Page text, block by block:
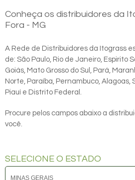
Conheça os distribuidores da
Fora - MG
A Rede de Distribuidores da Itograss
de: São Paulo, Rio de Janeiro, Espirito
Goiás, Mato Grosso do Sul, Pará,
Norte, Paraíba, Pernambuco, Alagoas,
Piauí e Distrito Federal.
Procure pelos campos abaixo a
você.
SELECIONE O ESTADO